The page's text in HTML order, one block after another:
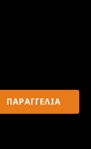
ΠΑΡΑΓΓΕΛΙΑ